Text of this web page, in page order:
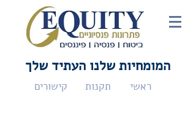
המומחיות שלנו העתיד שלך
קישורים תקנות ראשי